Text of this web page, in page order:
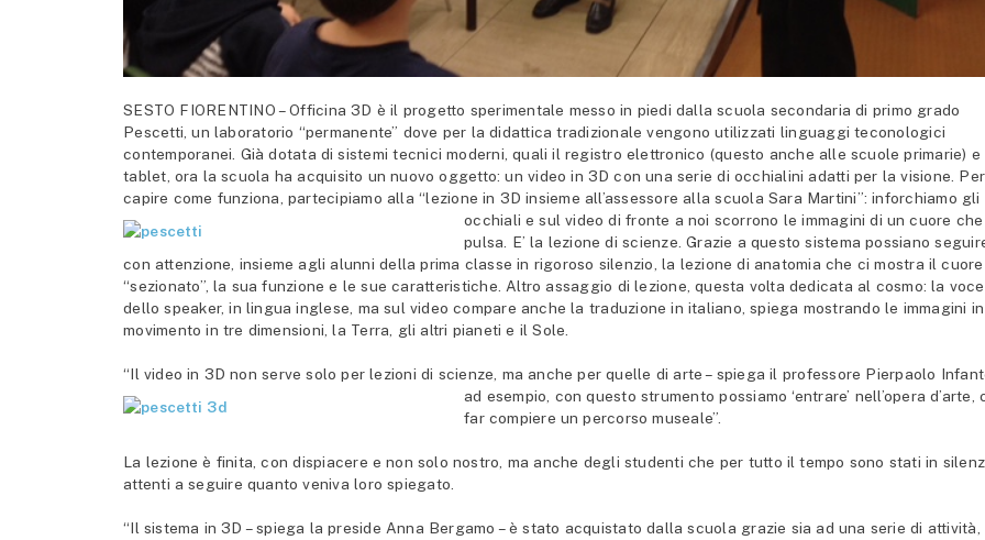
SESTO FIORENTINO – Officina 3D è il progetto sperimentale messo in piedi dalla scuola secondaria di primo grado
Pescetti, un laboratorio “permanente” dove per la didattica tradizionale vengono utilizzati linguaggi teconologici
contemporanei. Già dotata di sistemi tecnici moderni, quali il registro elettronico (questo anche alle scuole primarie) e
tablet, ora la scuola ha acquisito un nuovo oggetto: un video in 3D con una serie di occhialini adatti per la visione. Per
capire come funziona, partecipiamo alla “lezione in 3D insieme all’assessore alla scuola Sara Martini”: inforchiamo gli
occhiali e sul video di fronte a noi scorrono le immagini di un cuore che
pulsa. E’ la lezione di scienze. Grazie a questo sistema possiano
con attenzione, insieme agli alunni della prima classe in rigoroso silenzio, la lezione di anatomia che ci mostra il cuore
“sezionato”, la sua funzione e le sue caratteristiche. Altro assaggio di lezione, questa volta dedicata al cosmo: la voce
dello speaker, in lingua inglese, ma sul video compare anche la traduzione in italiano, spiega mostrando le immagini in
movimento in tre dimensioni, la Terra, gli altri pianeti e il Sole.
“Il video in 3D non serve solo per lezioni di scienze, ma anche per quelle di arte – spiega il professore Pierpaolo
ad esempio, con questo strumento possiamo ‘entrare’ nell’opera d’arte,
far compiere un percorso museale”.
La lezione è finita, con dispiacere e non solo nostro, ma anche degli studenti che per tutto il tempo sono stati in
attenti a seguire quanto veniva loro spiegato.
“Il sistema in 3D – spiega la preside Anna Bergamo – è stato acquistato dalla scuola grazie sia ad una serie di attività,